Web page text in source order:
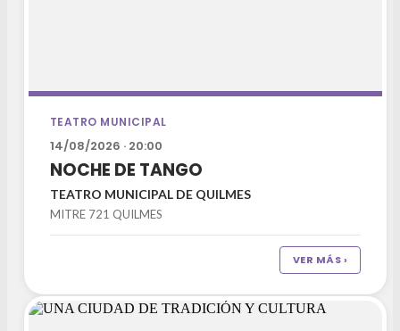
TEATRO MUNICIPAL
14/08/2026 · 20:00
NOCHE DE TANGO
TEATRO MUNICIPAL DE QUILMES
MITRE 721 QUILMES
VER MÁS ›